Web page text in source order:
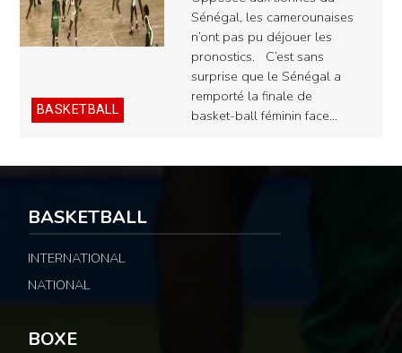
BASKETBALL
Sénégal, les camerounaises
n’ont pas pu déjouer les
pronostics. C’est sans
surprise que le Sénégal a
remporté la finale de
basket-ball féminin face…
BASKETBALL
INTERNATIONAL
NATIONAL
BOXE